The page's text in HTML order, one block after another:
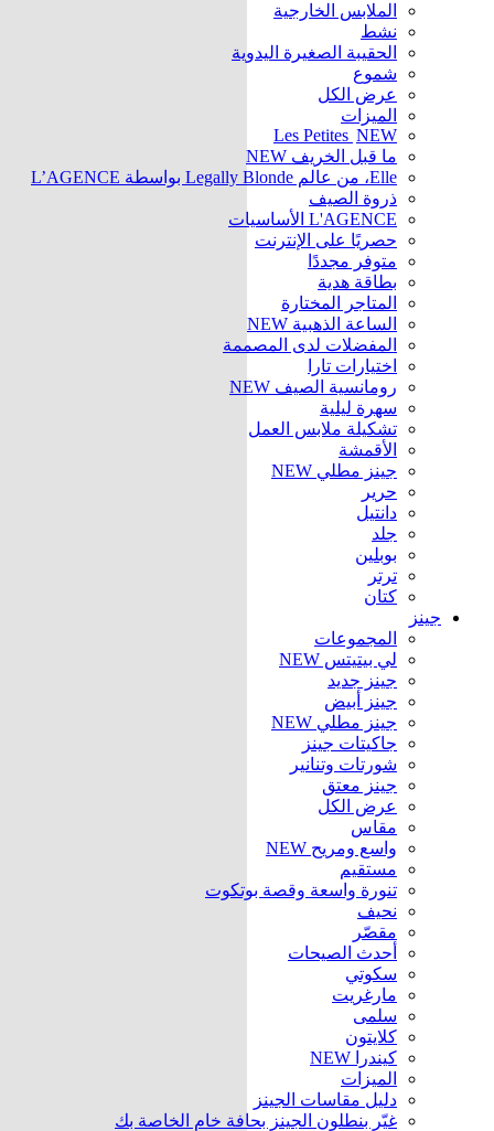
الملابس الخارجية
نشط
الحقيبة الصغيرة اليدوية
شموع
عرض الكل
الميزات
Les Petites NEW
ما قبل الخريف NEW
Elle، من عالم Legally Blonde بواسطة L’AGENCE
ذروة الصيف
L'AGENCE الأساسيات
حصريًا على الإنترنت
متوفر مجددًا
بطاقة هدية
المتاجر المختارة
الساعة الذهبية NEW
المفضلات لدى المصممة
اختيارات تارا
رومانسية الصيف NEW
سهرة ليلية
تشكيلة ملابس العمل
الأقمشة
جينز مطلي NEW
حرير
دانتيل
جلد
بوبلين
ترتر
كتان
جينز
المجموعات
لي بيتيتس NEW
جينز جديد
جينز أبيض
جينز مطلي NEW
جاكيتات جينز
شورتات وتنانير
جينز معتق
عرض الكل
مقاس
واسع ومريح NEW
مستقيم
تنورة واسعة وقصة بوتكوت
نحيف
مقصّر
أحدث الصيحات
سكوتي
مارغريت
سلمى
كلايتون
كيندرا NEW
الميزات
دليل مقاسات الجينز
غيّر بنطلون الجينز بحافة خام الخاصة بك